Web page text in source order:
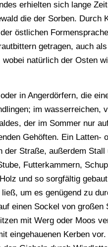
erhielten sich lange
die der Sorben. Durch
östlichen
getragen, auch
natürlich der Osten
in Angerdörfern, die
im wasserreichen,
der im Sommer nur
Gehöften. Ein Latten-
der Straße, außerdem
Futterkammern,
und so sorgfältig
um es genügend zu
einen Sockel von
mit Werg oder Moos
eingehauenen Kerben